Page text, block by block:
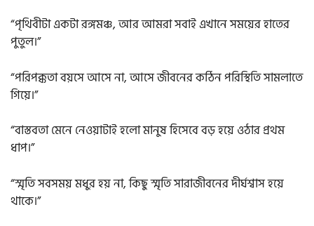
“পৃথিবীটা একটা রঙ্গমঞ্চ, আর আমরা সবাই এখানে সময়ের হাতের
পুতুল।”
“পরিপক্কতা বয়সে আসে না, আসে জীবনের কঠিন পরিস্থিতি সামলাতে
গিয়ে।”
“বাস্তবতা মেনে নেওয়াটাই হলো মানুষ হিসেবে বড় হয়ে ওঠার প্রথম
ধাপ।”
“স্মৃতি সবসময় মধুর হয় না, কিছু স্মৃতি সারাজীবনের দীর্ঘশ্বাস হয়ে
থাকে।”